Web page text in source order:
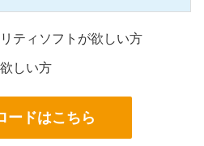
ティソフトが欲しい方
しい方
ードはこちら